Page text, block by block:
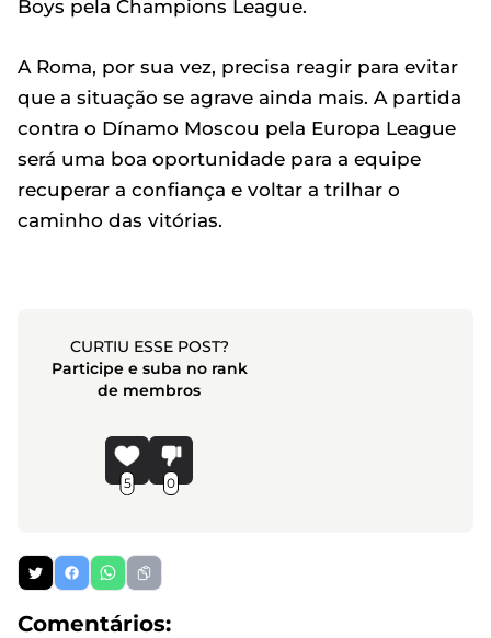
Boys pela Champions League.
A Roma, por sua vez, precisa reagir para evitar
que a situação se agrave ainda mais. A partida
contra o Dínamo Moscou pela Europa League
será uma boa oportunidade para a equipe
recuperar a confiança e voltar a trilhar o
caminho das vitórias.
CURTIU ESSE POST?
Participe e suba no rank
de membros
5 0
Comentários: